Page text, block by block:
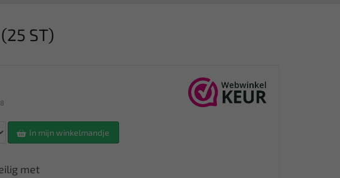
ST)
In mijn winkelmandje
met